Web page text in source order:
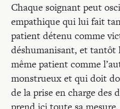
Chaque soignant peut
empathique qui lui fait
patient détenu comme
déshumanisant, et tantôt
même patient comme
monstrueux et qui doit
de la prise en charge des